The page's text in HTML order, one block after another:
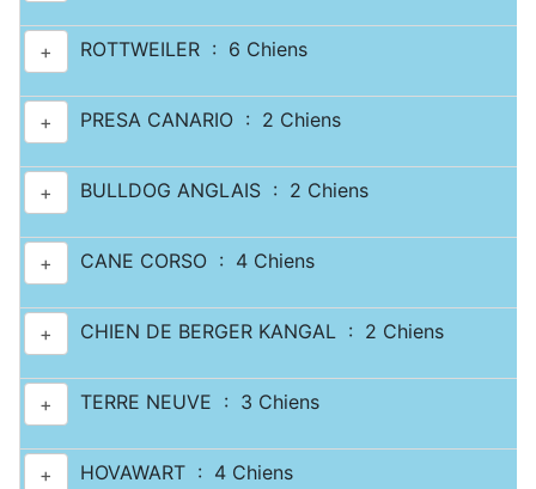
+ ROTTWEILER : 6 Chiens
+ PRESA CANARIO : 2 Chiens
+ BULLDOG ANGLAIS : 2 Chiens
+ CANE CORSO : 4 Chiens
+ CHIEN DE BERGER KANGAL : 2 Chiens
+ TERRE NEUVE : 3 Chiens
+ HOVAWART : 4 Chiens